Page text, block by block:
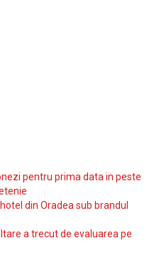
pentru prima data in peste
din Oradea sub brandul
a trecut de evaluarea pe